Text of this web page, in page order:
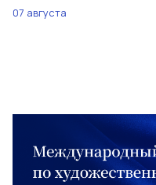
07 августа